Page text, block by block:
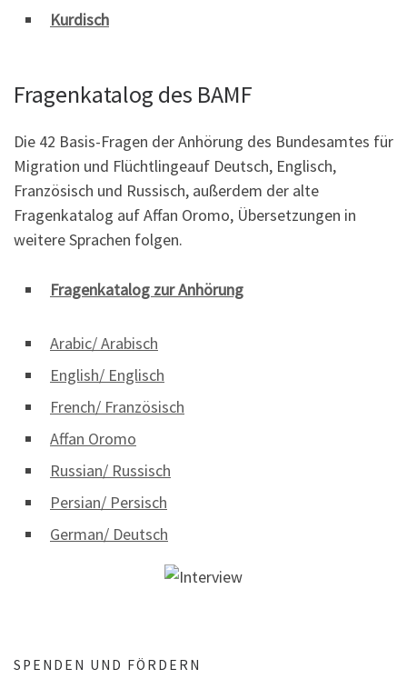
Kurdisch
Fragenkatalog des BAMF
Die 42 Basis-Fragen der Anhörung des Bundesamtes für
Migration und Flüchtlingeauf Deutsch, Englisch,
Französisch und Russisch, außerdem der alte
Fragenkatalog auf Affan Oromo, Übersetzungen in
weitere Sprachen folgen.
Fragenkatalog zur Anhörung
Arabic/ Arabisch
English/ Englisch
French/ Französisch
Affan Oromo
Russian/ Russisch
Persian/ Persisch
German/ Deutsch
SPENDEN UND FÖRDERN